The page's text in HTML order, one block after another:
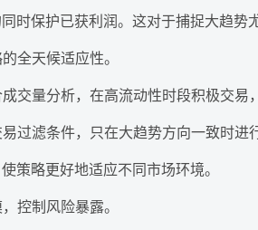
时保护已获利润。这对于捕捉大趋势
全天候适应性。
交量分析，在高流动性时段积极交易
过滤条件，只在大趋势方向一致时进
策略更好地适应不同市场环境。
控制风险暴露。